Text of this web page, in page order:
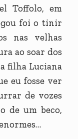
Toffolo, em
foi o tinir
nas velhas
ao soar dos
filha Luciana
eu fosse ver
de vozes
de um beco,